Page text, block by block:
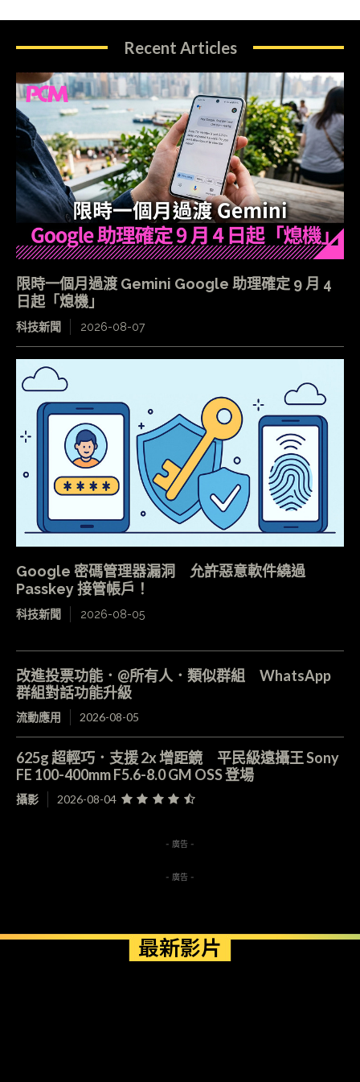
Recent Articles
限時一個月過渡 Gemini Google 助理確定 9 月 4
日起「熄機」
科技新聞 2026-08-07
Google 密碼管理器漏洞 允許惡意軟件繞過
Passkey 接管帳戶！
科技新聞 2026-08-05
改進投票功能．@所有人．類似群組 WhatsApp
群組對話功能升級
流動應用 2026-08-05
625g 超輕巧．支援 2x 增距鏡 平民級遠攝王 Sony
FE 100-400mm F5.6-8.0 GM OSS 登場
攝影 2026-08-04
- 廣告 -
- 廣告 -
最新影片